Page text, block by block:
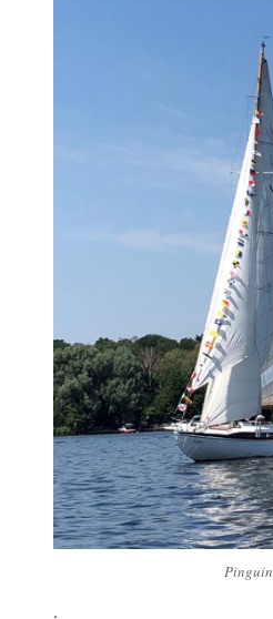
Pinguin
.